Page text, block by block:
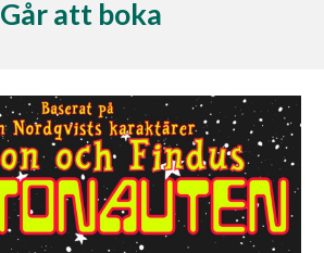
Går att boka